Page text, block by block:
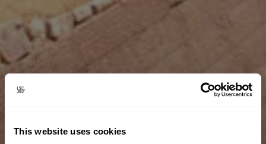
This website uses cookies